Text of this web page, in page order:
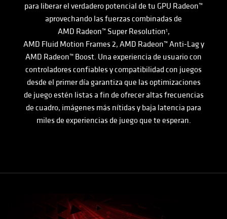
para liberar el verdadero potencial de tu GPU Radeon™
aprovechando las fuerzas combinadas de
AMD Radeon™ Super Resolution1,
AMD Fluid Motion Frames 2, AMD Radeon™Anti-Lag y
AMD Radeon™ Boost. Una experiencia de usuario con
controladores confiables y compatibilidad con juegos
desde el primer día garantiza que las optimizaciones
de juego estén listas a fin de ofrecer altas frecuencias
de cuadro, imágenes más nítidas y baja latencia para
miles de experiencias de juego que te esperan.